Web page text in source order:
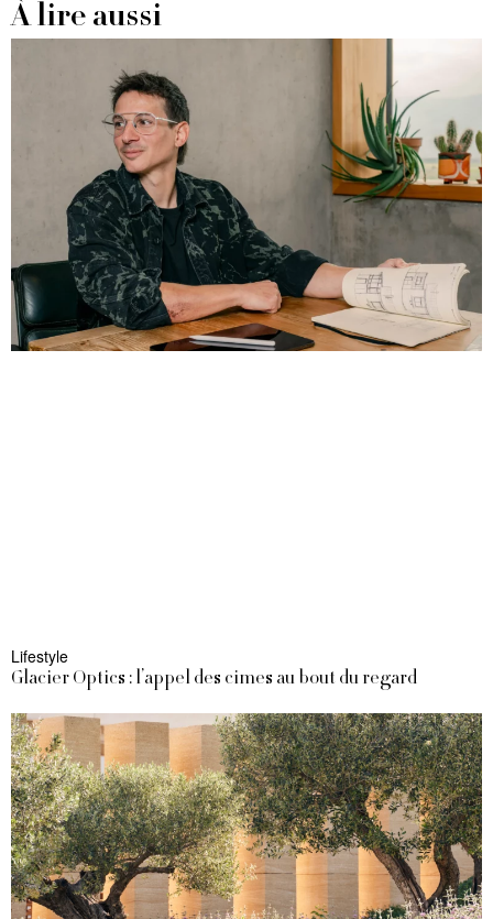
À lire aussi
Lifestyle
Glacier Optics : l’appel des cimes au bout du regard